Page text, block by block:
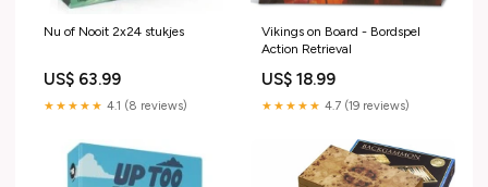
Nu of Nooit 2x24 stukjes
US$ 63.99
★★★★★ 4.1 (8 reviews)
Vikings on Board - Bordspel
Action Retrieval
US$ 18.99
★★★★★ 4.7 (19 reviews)